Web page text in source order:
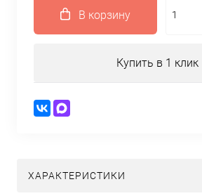
В корзину
Купить в 1 клик
ХАРАКТЕРИСТИКИ